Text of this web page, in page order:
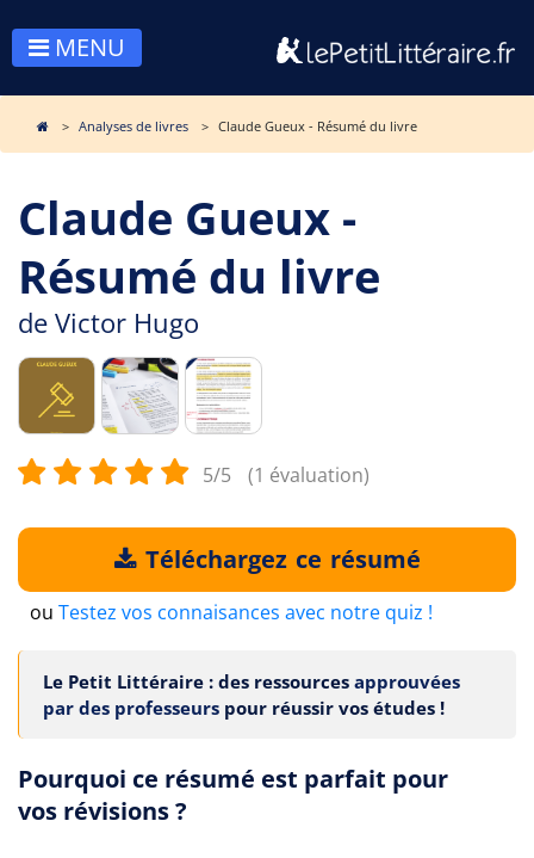
MENU
Analyses de livres Claude Gueux - Résumé du livre
Claude Gueux -
Résumé du livre
de Victor Hugo
5/5 (1 évaluation)
Téléchargez ce résumé
ou Testez vos connaisances avec notre quiz !
Le Petit Littéraire : des ressources approuvées
par des professeurs pour réussir vos études !
Pourquoi ce résumé est parfait pour
vos révisions ?